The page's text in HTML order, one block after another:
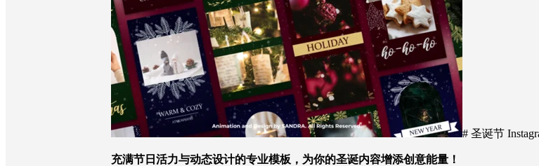
# 圣诞节
充满节日活力与动态设计的专业模板，为你的圣诞内容增添创意能量！